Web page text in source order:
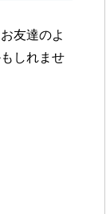
友達のよ
しれませ